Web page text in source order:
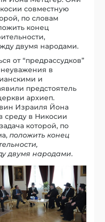
совместную
по словам
конец
двумя народами.
от “предрассудков”
в
и
предстоятель
архиеп.
Израиля Йона
среду в Никосии
которой, по
положить конец
двумя народами.